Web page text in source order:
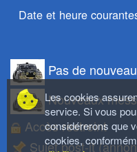
Les cookies
service. Si vous
considérerons que
cookies,
Date et heure
Pas de
Nouveaux
Accès restreint
Sujet post-it